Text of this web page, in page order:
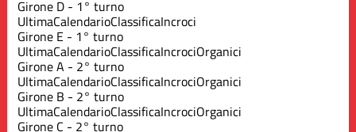
Girone D - 1° turno
UltimaCalendarioClassificaIncroci
Girone E - 1° turno
UltimaCalendarioClassificaIncrociOrganici
Girone A - 2° turno
UltimaCalendarioClassificaIncrociOrganici
Girone B - 2° turno
UltimaCalendarioClassificaIncrociOrganici
Girone C - 2° turno